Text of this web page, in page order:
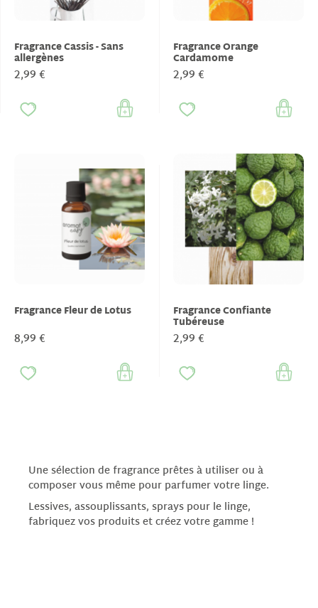
Fragrance Cassis - Sans
allergènes
2,99 €
Fragrance Orange
Cardamome
2,99 €
Fragrance Fleur de Lotus
8,99 €
Fragrance Confiante
Tubéreuse
2,99 €
Une sélection de fragrance prêtes à utiliser ou à
composer vous même pour parfumer votre linge.
Lessives, assouplissants, sprays pour le linge,
fabriquez vos produits et créez votre gamme !